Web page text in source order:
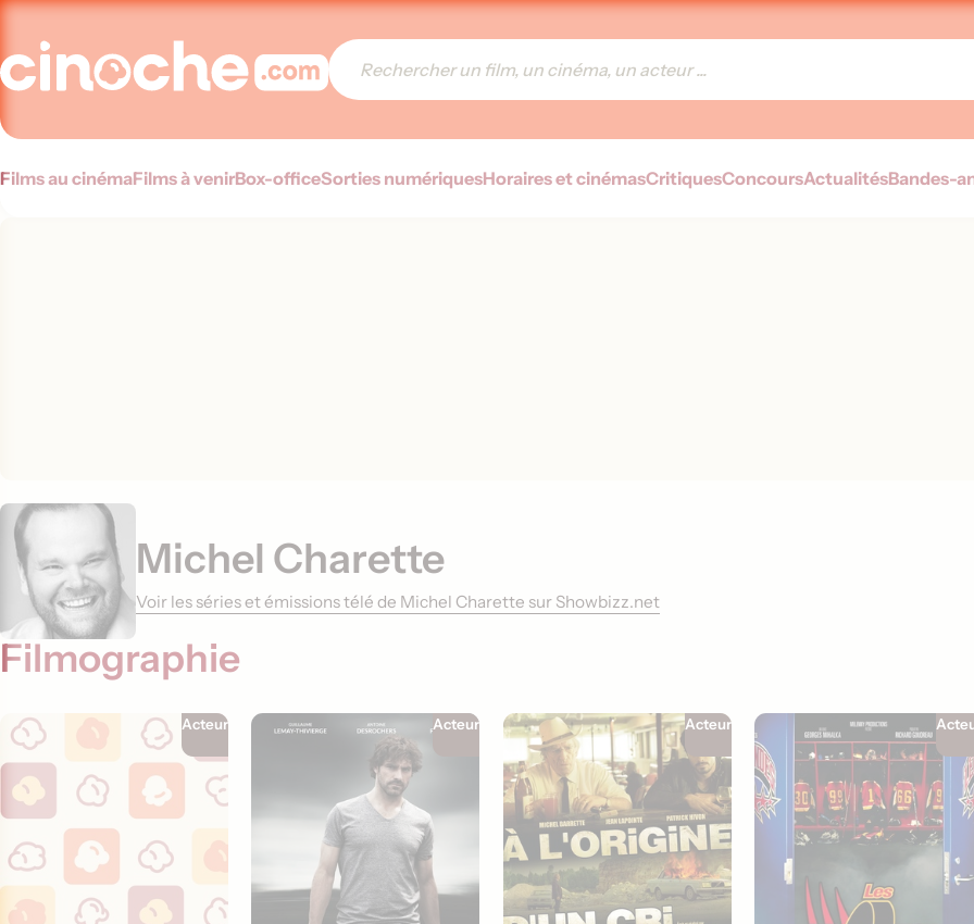
Films au cinémaFilms à venirBox-officeSorties numériquesHoraires et cinémasCritiquesConcoursActualitésBandes-
Michel Charette
Voir les séries et émissions télé de Michel Charette sur Showbizz.net
Filmographie
Acteur Acteur Acteur